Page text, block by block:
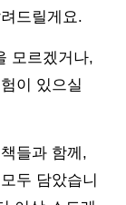
드릴게요.
모르겠거나,
이 있으실
들과 함께,
두 담았습니